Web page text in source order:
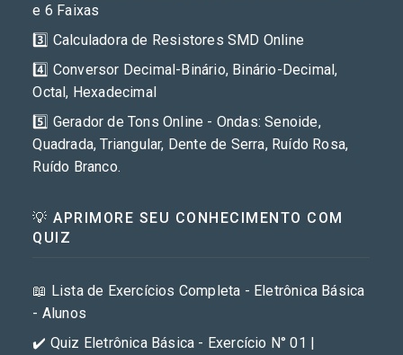
e 6 Faixas
3️⃣ Calculadora de Resistores SMD Online
4️⃣ Conversor Decimal-Binário, Binário-Decimal,
Octal, Hexadecimal
5️⃣ Gerador de Tons Online - Ondas: Senoide,
Quadrada, Triangular, Dente de Serra, Ruído Rosa,
Ruído Branco.
💡 APRIMORE SEU CONHECIMENTO COM
QUIZ
📖 Lista de Exercícios Completa - Eletrônica Básica
- Alunos
✔️ Quiz Eletrônica Básica - Exercício N° 01 |